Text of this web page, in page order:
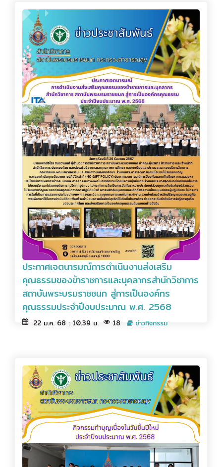
ประกาศเจตนารมณ์การดำเนินงานส่งเสริม
คุณธรรมของข้าราชการและบุคลากรสำนักวิชาการ
สถาบันพระบรมราชชนก สู่การเป็นองค์กร
คุณธรรมประจำปีงบประมาณ พ.ศ. 2568
22 ม.ค. 68 : 10.39 น. 18 ข่าวกิจกรรม